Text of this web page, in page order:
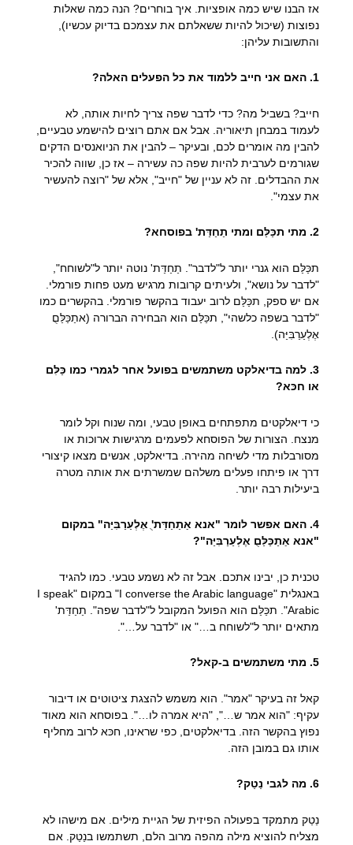
אז הבנו שיש כמה אופציות. איך בוחרים? הנה כמה שאלות
נפוצות (שיכול להיות ששאלתם את עצמכם בדיוק עכשיו),
והתשובות עליהן:
1. האם אני חייב ללמוד את כל הפעלים האלה?
חייב? בשביל מה? כדי לדבר שפה צריך לחיות אותה, לא
לעמוד במבחן תיאוריה. אבל אם אתם רוצים להישמע טבעיים,
להבין מה אומרים לכם, ובעיקר – להבין את הניואנסים הדקים
שגורמים לערבית להיות שפה כה עשירה – אז כן, שווה להכיר
את ההבדלים. זה לא עניין של "חייב", אלא של "רוצה להעשיר
את עצמי".
2. מתי תכַּלַּם ומתי תַחַדַּת' בפוסחא?
תכַּלַּם הוא גנרי יותר ל"לדבר". תַחַדַּת' נוטה יותר ל"לשוחח",
"לדבר על נושא", ולעיתים קרובות מרגיש מעט פחות פורמלי.
אם יש ספק, תכַּלַּם לרוב יעבוד בהקשר פורמלי. בהקשרים כמו
"לדבר בשפה כלשהי", תכַּלַּם הוא הבחירה הברורה (אתַכַּלַּםֻ
אֶלְעַרַבִּיַּה).
3. למה בדיאלקט משתמשים בפועל אחר לגמרי כמו כַּלִּם
או חכּא?
כי דיאלקטים מתפתחים באופן טבעי, ומה שנוח וקל לומר
מנצח. הצורות של הפוסחא לפעמים מרגישות ארוכות או
מסורבלות מדי לשיחה מהירה. בדיאלקט, אנשים מצאו קיצורי
דרך או פיתחו פעלים משלהם שמשרתים את אותה מטרה
ביעילות רבה יותר.
4. האם אפשר לומר "אנא אַתַחַדַּת'ֻ אֶלְעַרַבִּיַּה" במקום
"אנא אַתַכַּלַּםֻ אֶלְעַרַבִּיַּה"?
טכנית כן, יבינו אתכם. אבל זה לא נשמע טבעי. כמו להגיד
באנגלית "I converse the Arabic language" במקום "I speak
Arabic". תכַּלַּם הוא הפועל המקובל ל"לדבר שפה". תַחַדַּת'
מתאים יותר ל"לשוחח ב…" או "לדבר על…".
5. מתי משתמשים ב-קאל?
קאל זה בעיקר "אמר". הוא משמש להצגת ציטוטים או דיבור
עקיף: "הוא אמר ש…", "היא אמרה לו…". בפוסחא הוא מאוד
נפוץ בהקשר הזה. בדיאלקטים, כפי שראינו, חכּא לרוב מחליף
אותו גם במובן הזה.
6. מה לגבי נַטַק?
נַטַק מתמקד בפעולה הפיזית של הגיית מילים. אם מישהו לא
מצליח להוציא מילה מהפה מרוב הלם, תשתמשו בנַטַק. אם